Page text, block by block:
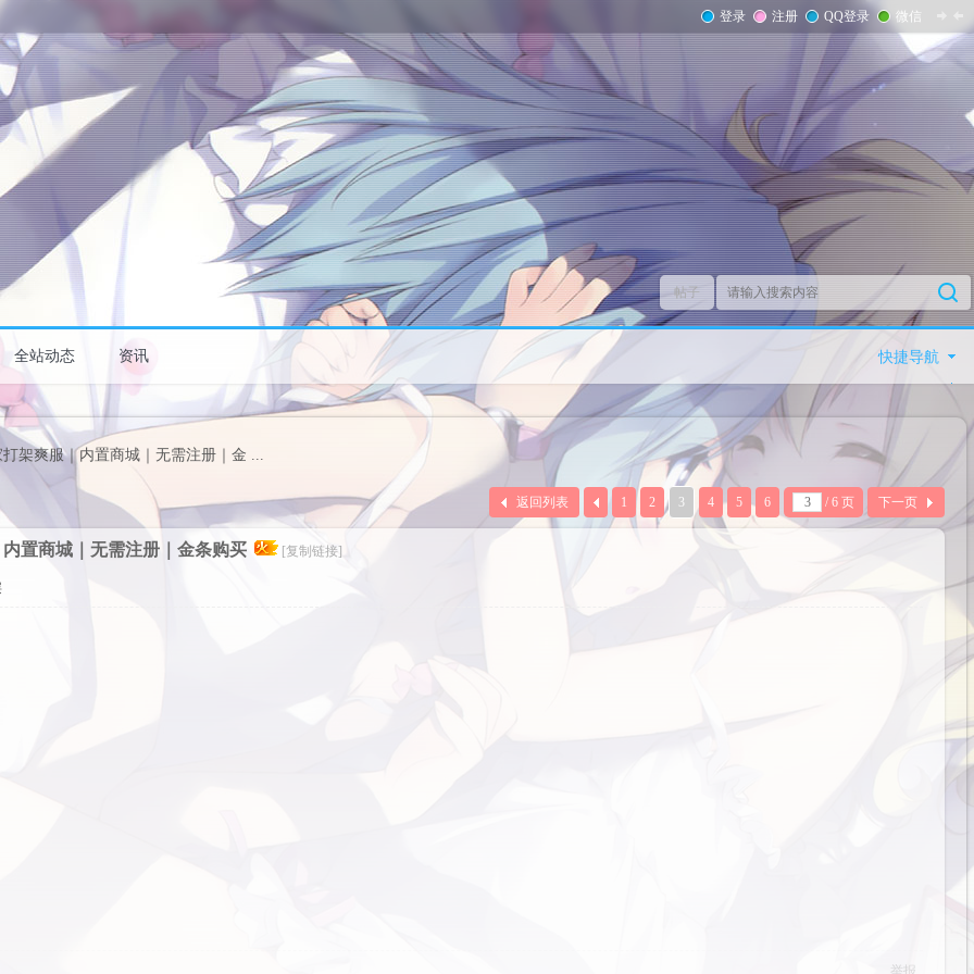
登录 注册 QQ登录 微信
帖子
快捷导航
全站动态 资讯
架爽服｜内置商城｜无需注册｜金 ...
1 2 3 4 5 6 / 6 页 下一页
返回列表
置商城｜无需注册｜金条购买 [复制链接]
举报